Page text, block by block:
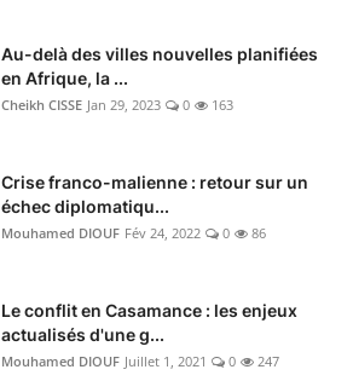
Au-delà des villes nouvelles planifiées
en Afrique, la ...
Cheikh CISSE Jan 29, 2023 0 163
Crise franco-malienne : retour sur un
échec diplomatiqu...
Mouhamed DIOUF Fév 24, 2022 0 86
Le conflit en Casamance : les enjeux
actualisés d'une g...
Mouhamed DIOUF Juillet 1, 2021 0 247